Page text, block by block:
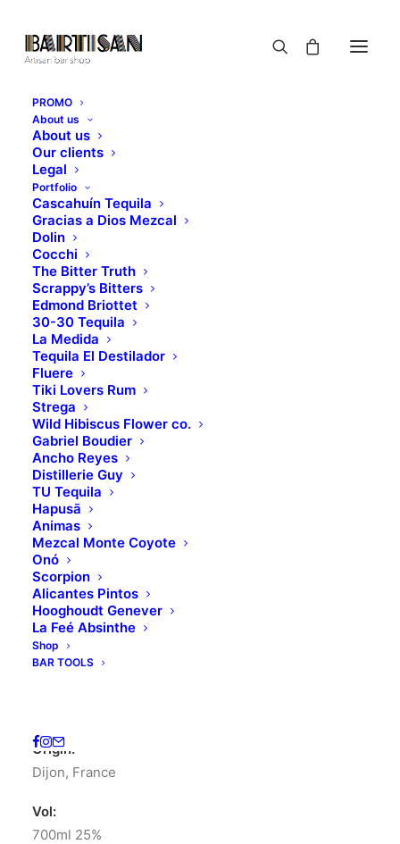
PROMO
About us
About us
Our clients
Legal
Portfolio
Cascahuín Tequila
Gracias a Dios Mezcal
Dolin
Cocchi
The Bitter Truth
Scrappy’s Bitters
Edmond Briottet
30-30 Tequila
La Medida
Tequila El Destilador
Fluere
Tiki Lovers Rum
Strega
Wild Hibiscus Flower co.
Gabriel Boudier
Ancho Reyes
Distillerie Guy
TU Tequila
Hapusā
Animas
Mezcal Monte Coyote
Onó
Scorpion
Alicantes Pintos
Hooghoudt Genever
La Feé Absinthe
Shop
BAR TOOLS
Home Edmond Briottet
EDMOND BRIOTTET
APRICOT
Origin:
Dijon, France
Vol:
700ml 25%